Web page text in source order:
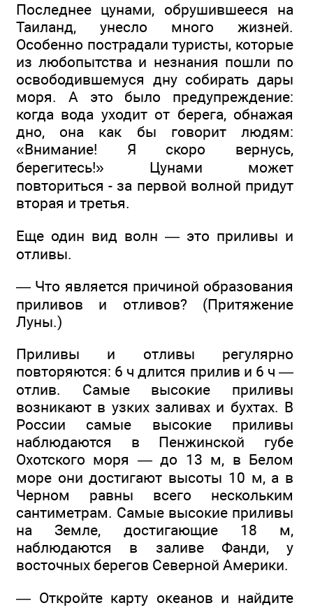
Последнее цунами, обрушившееся на
Таиланд, унесло много жизней.
Особенно пострадали туристы, которые
из любопытства и незнания пошли по
освободившемуся дну собирать дары
моря. А это было предупреждение:
когда вода уходит от берега, обнажая
дно, она как бы говорит людям:
«Внимание! Я скоро вернусь,
берегитесь!» Цунами может
повториться - за первой волной придут
вторая и третья.
Еще один вид волн — это приливы и
отливы.
— Что является причиной образования
приливов и отливов? (Притяжение
Луны.)
Приливы и отливы регулярно
повторяются: 6 ч длится прилив и 6 ч —
отлив. Самые высокие приливы
возникают в узких заливах и бухтах. В
России самые высокие приливы
наблюдаются в Пенжинской губе
Охотского моря — до 13 м, в Белом
море они достигают высоты 10 м, а в
Черном равны всего нескольким
сантиметрам. Самые высокие приливы
на Земле, достигающие 18 м,
наблюдаются в заливе Фанди, у
восточных берегов Северной Америки.
— Откройте карту океанов и найдите